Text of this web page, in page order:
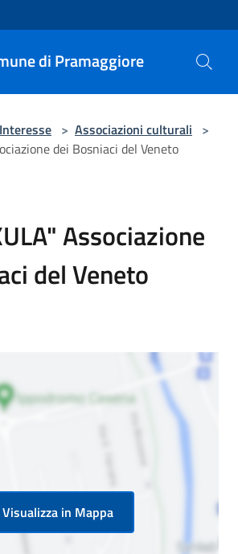
di Pramaggiore
> Associazioni culturali >
dei Bosniaci del Veneto
Associazione
del Veneto
Visualizza in Mappa